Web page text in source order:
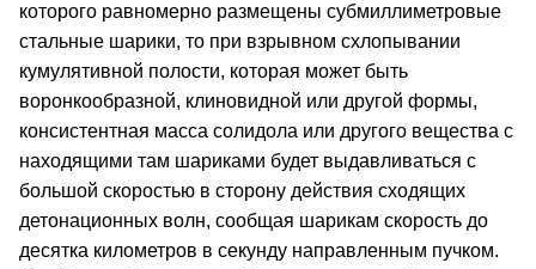
которого равномерно размещены субмиллиметровые
стальные шарики, то при взрывном схлопывании
кумулятивной полости, которая может быть
воронкообразной, клиновидной или другой формы,
консистентная масса солидола или другого вещества с
находящими там шариками будет выдавливаться с
большой скоростью в сторону действия сходящих
детонационных волн, сообщая шарикам скорость до
десятка километров в секунду направленным пучком.